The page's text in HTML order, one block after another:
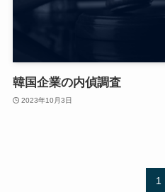
韓国企業の内偵調査
2023年10月3日
1